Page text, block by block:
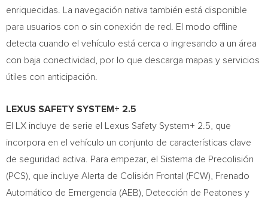
enriquecidas. La navegación nativa también está disponible
para usuarios con o sin conexión de red. El modo offline
detecta cuando el vehículo está cerca o ingresando a un área
con baja conectividad, por lo que descarga mapas y servicios
útiles con anticipación.
LEXUS SAFETY SYSTEM+ 2.5
El LX incluye de serie el Lexus Safety System+ 2.5, que
incorpora en el vehículo un conjunto de características clave
de seguridad activa. Para empezar, el Sistema de Precolisión
(PCS), que incluye Alerta de Colisión Frontal (FCW), Frenado
Automático de Emergencia (AEB), Detección de Peatones y